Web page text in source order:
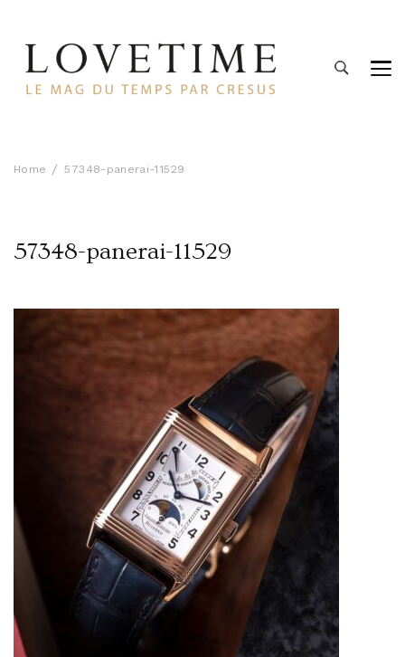
Home 57348-panerai-11529
57348-panerai-11529